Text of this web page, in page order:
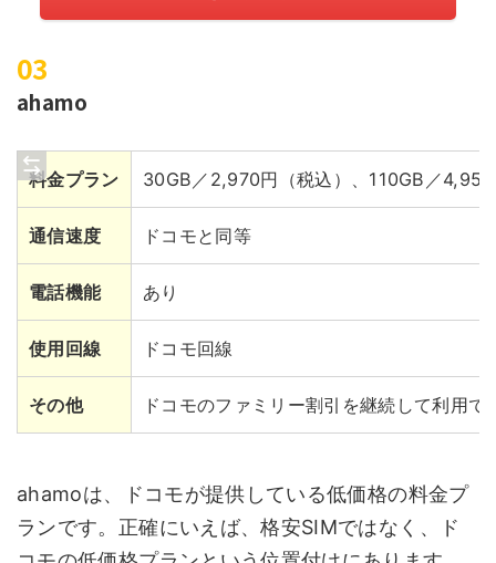
ahamo
料金プラン 30GB／2,970円（税込）、110GB／
通信速度 ドコモと同等
電話機能 あり
使用回線 ドコモ回線
その他 ドコモのファミリー割引を継続して利用で
ahamoは、ドコモが提供している低価格の料金プ
ランです。正確にいえば、格安SIMではなく、ド